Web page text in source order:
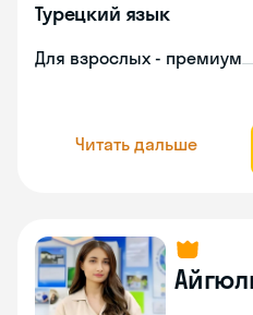
Турецкий язык
Для взрослых - премиум
Читать дальше